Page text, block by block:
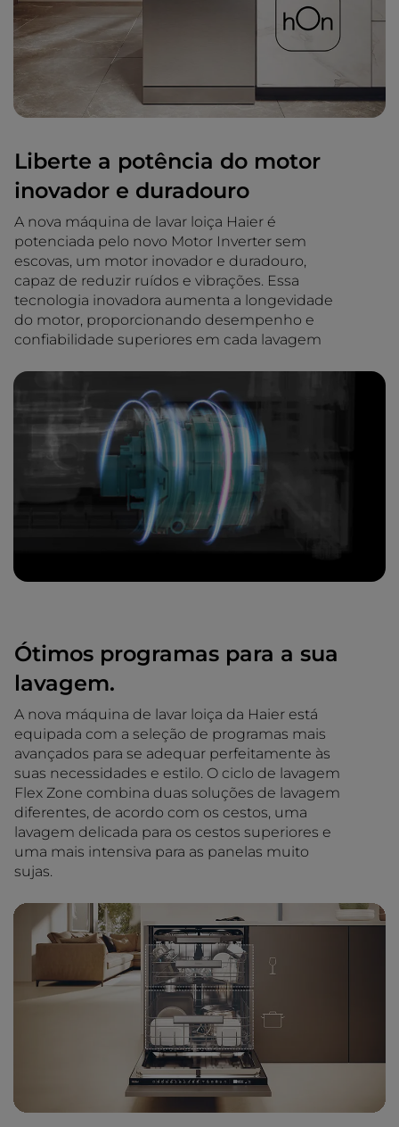
Liberte a potência do motor
inovador e duradouro
A nova máquina de lavar loiça Haier é
potenciada pelo novo Motor Inverter sem
escovas, um motor inovador e duradouro,
capaz de reduzir ruídos e vibrações. Essa
tecnologia inovadora aumenta a longevidade
do motor, proporcionando desempenho e
confiabilidade superiores em cada lavagem
Ótimos programas para a sua
lavagem.
A nova máquina de lavar loiça da Haier está
equipada com a seleção de programas mais
avançados para se adequar perfeitamente às
suas necessidades e estilo. O ciclo de lavagem
Flex Zone combina duas soluções de lavagem
diferentes, de acordo com os cestos, uma
lavagem delicada para os cestos superiores e
uma mais intensiva para as panelas muito
sujas.